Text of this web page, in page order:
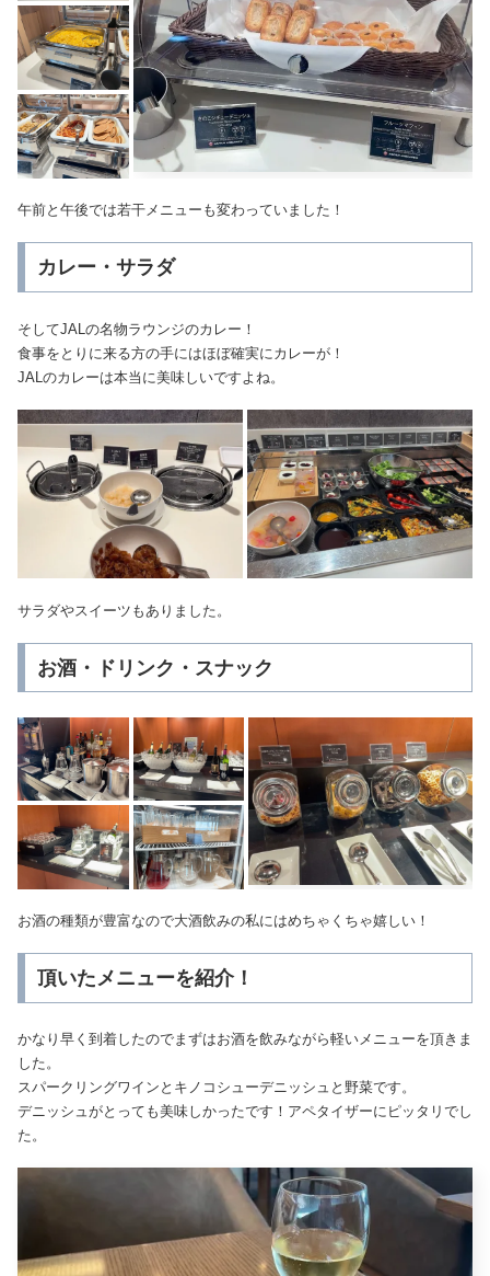
午前と午後では若干メニューも変わっていました！
カレー・サラダ
そしてJALの名物ラウンジのカレー！
食事をとりに来る方の手にはほぼ確実にカレーが！
JALのカレーは本当に美味しいですよね。
サラダやスイーツもありました。
お酒・ドリンク・スナック
お酒の種類が豊富なので大酒飲みの私にはめちゃくちゃ嬉しい！
頂いたメニューを紹介！
かなり早く到着したのでまずはお酒を飲みながら軽いメニューを頂きま
した。
スパークリングワインとキノコシューデニッシュと野菜です。
デニッシュがとっても美味しかったです！アペタイザーにピッタリでし
た。